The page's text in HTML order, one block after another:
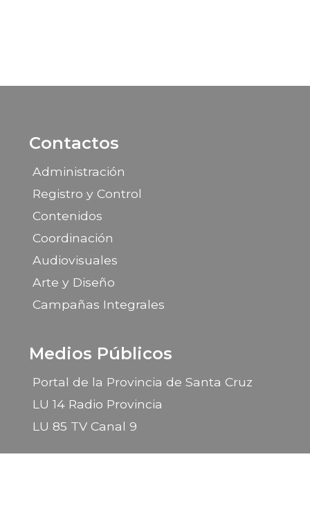
Contactos
Administración
Registro y Control
Contenidos
Coordinación
Audiovisuales
Arte y Diseño
Campañas Integrales
Medios Públicos
Portal de la Provincia de Santa Cruz
LU 14 Radio Provincia
LU 85 TV Canal 9